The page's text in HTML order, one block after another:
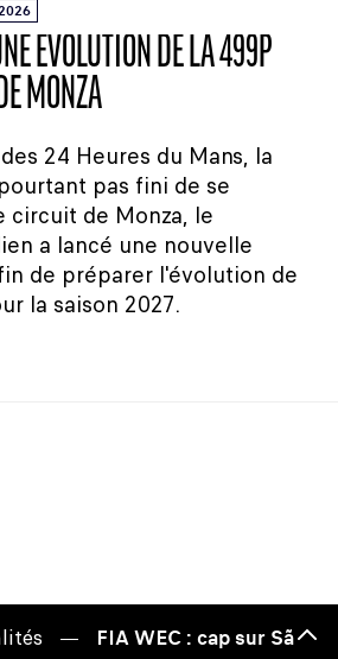
ÉVOLUTION DE LA 499P
MONZA
24 Heures du Mans, la
pas fini de se
circuit de Monza, le
a lancé une nouvelle
de préparer l'évolution de
la saison 2027.
FIA WEC : cap sur São